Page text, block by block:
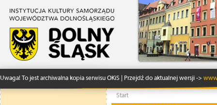
Uwaga! To jest archiwalna kopia serwisu OKiS | Przejdź do aktualnej wersji ->
Start